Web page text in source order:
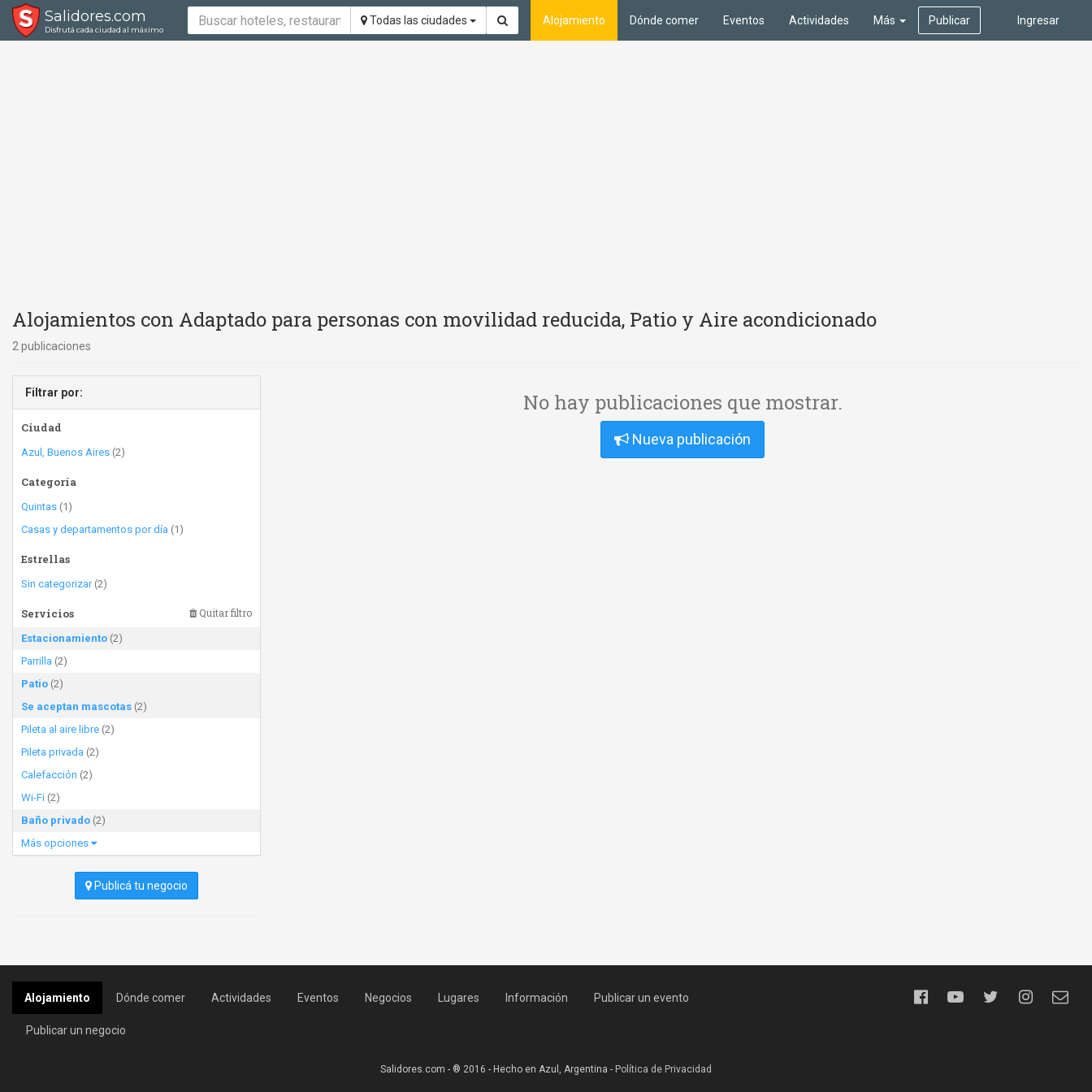
Salidores.com
Disfrutá cada ciudad al máximo
Todas las ciudades Ingresar
Alojamiento Dónde comer Eventos Actividades Más Publicar
Alojamientos con Adaptado para personas con movilidad reducida, Patio y Aire acondicionado
2 publicaciones
Filtrar por:
Ciudad
Azul, Buenos Aires (2)
Categoría
Quintas (1)
Casas y departamentos por día (1)
Estrellas
Sin categorizar(2)
Servicios Quitar filtro
Estacionamiento (2)
Parrilla (2)
Patio (2)
Se aceptan mascotas (2)
Pileta al aire libre (2)
Pileta privada (2)
Calefacción (2)
Wi-Fi (2)
Baño privado (2)
Más opciones
Publicá tu negocio
No hay publicaciones que mostrar.
Nueva publicación
Alojamiento Dónde comer Actividades Eventos Negocios Lugares Información Publicar un evento
Publicar un negocio
Salidores.com - ® 2016 - Hecho en Azul, Argentina - Política de Privacidad